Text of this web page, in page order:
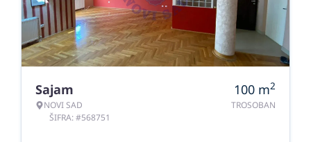
Sajam
NOVI SAD
ŠIFRA: #568751
100 m2
TROSOBAN